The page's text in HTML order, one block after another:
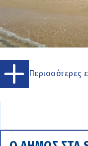
Περισσότερες